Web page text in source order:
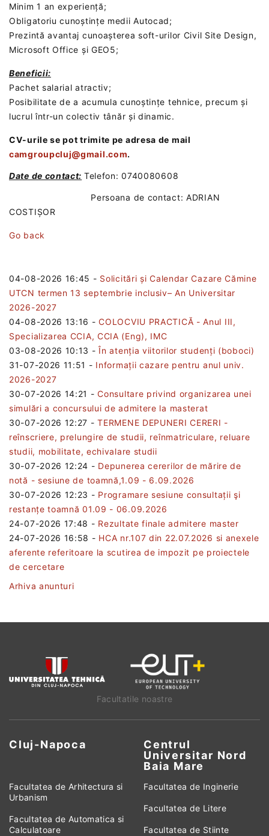
Minim 1 an experiență;
Obligatoriu cunoștințe medii Autocad;
Prezintă avantaj cunoașterea soft-urilor Civil Site Design,
Microsoft Office și GEO5;
Beneficii:
Pachet salarial atractiv;
Posibilitate de a acumula cunoștințe tehnice, precum și
lucrul într-un colectiv tânăr și dinamic.
CV-urile se pot trimite pe adresa de mail
camgroupcluj@gmail.com.
Date de contact: Telefon: 0740080608
Persoana de contact: ADRIAN
COSTIȘOR
Go back
04-08-2026 16:45 - Solicitări și Calendar Cazare Cămine
UTCN termen 13 septembrie inclusiv– An Universitar
2026-2027
04-08-2026 13:16 -COLOCVIU PRACTICĂ - Anul III,
Specializarea CCIA, CCIA (Eng), IMC
03-08-2026 10:13 -În atenția viitorilor studenți (boboci)
31-07-2026 11:51 - Informații cazare pentru anul univ.
2026-2027
30-07-2026 14:21 -Consultare privind organizarea unei
simulări a concursului de admitere la masterat
30-07-2026 12:27 -TERMENE DEPUNERI CERERI -
reînscriere, prelungire de studii, reînmatriculare, reluare
studii, mobilitate, echivalare studii
30-07-2026 12:24 - Depunerea cererilor de mărire de
notă - sesiune de toamnă,1.09 - 6.09.2026
30-07-2026 12:23 - Programare sesiune consultații şi
restanțe toamnă 01.09 - 06.09.2026
24-07-2026 17:48 - Rezultate finale admitere master
24-07-2026 16:58 - HCA nr.107 din 22.07.2026 si anexele
aferente referitoare la scutirea de impozit pe proiectele
de cercetare
Arhiva anunturi
Facultatile noastre
Cluj-Napoca
Centrul
Universitar Nord
Baia Mare
Facultatea de Arhitectura si
Urbanism
Facultatea de Automatica si
Calculatoare
Facultatea de Inginerie
Facultatea de Litere
Facultatea de Stiinte